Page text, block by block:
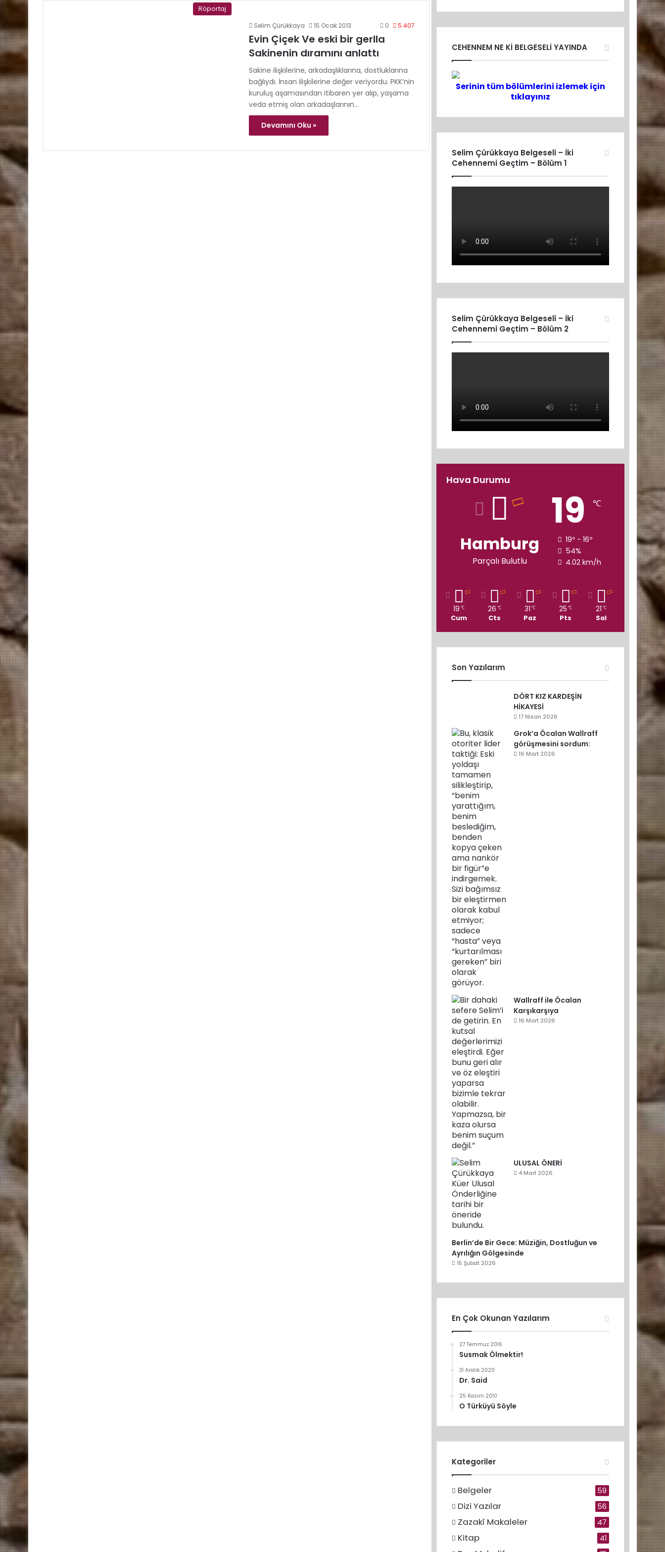
Röportaj
Selim Çürükkaya 15 Ocak 2013 0 5.407
Evin Çiçek Ve eski bir gerlla
Sakinenin dıramını anlattı
Sakine ilişkilerine, arkadaşlıklarına, dostluklarına
bağlıydı. İnsan ilişkilerine değer veriyordu. PKK’nin
kuruluş aşamasından itibaren yer alıp, yaşama
veda etmiş olan arkadaşlarının…
Devamını Oku »
CEHENNEM NE Kİ BELGESELİ YAYINDA
Serinin tüm bölümlerini izlemek için
tıklayınız
Selim Çürükkaya Belgeseli – İki
Cehennemi Geçtim – Bölüm 1
Selim Çürükkaya Belgeseli – İki
Cehennemi Geçtim – Bölüm 2
Hava Durumu
Hamburg
Parçalı Bulutlu
19 ℃
19º - 16º
54%
4.02 km/h
19 ℃
Cum
26 ℃
Cts
31 ℃
Paz
25 ℃
Pts
21 ℃
Sal
Son Yazılarım
DÖRT KIZ KARDEŞİN
HİKAYESİ
17 Nisan 2026
Grok’a Öcalan Wallraff
görüşmesini sordum:
16 Mart 2026
Wallraff ile Öcalan
Karşıkarşıya
16 Mart 2026
ULUSAL ÖNERİ
4 Mart 2026
Berlin’de Bir Gece: Müziğin, Dostluğun ve
Ayrılığın Gölgesinde
15 Şubat 2026
En Çok Okunan Yazılarım
27 Temmuz 2016
Susmak Ölmektir!
31 Aralık 2020
Dr. Said
25 Kasım 2010
O Türküyü Söyle
Kategoriler
Belgeler 59
Dizi Yazılar 56
Zazakî Makaleler 47
Kitap 41